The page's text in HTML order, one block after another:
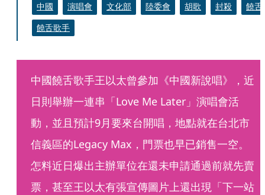
中國 演唱會 文化部 陸委會 胡歌 封殺
饒舌
饒舌歌手
中國饒舌歌手王以太曾參加《中國新說唱》，近
日則舉辦一連串「Love Me Later」演唱會活
動，並且預計9月要來台開唱，地點就在台北市
信義區的Legacy Max，門票也早已銷售一空。
怎料近日爆出主辦單位在還未申請通過前就先賣
票，甚至王以太有張宣傳圖片上還出現「下一站